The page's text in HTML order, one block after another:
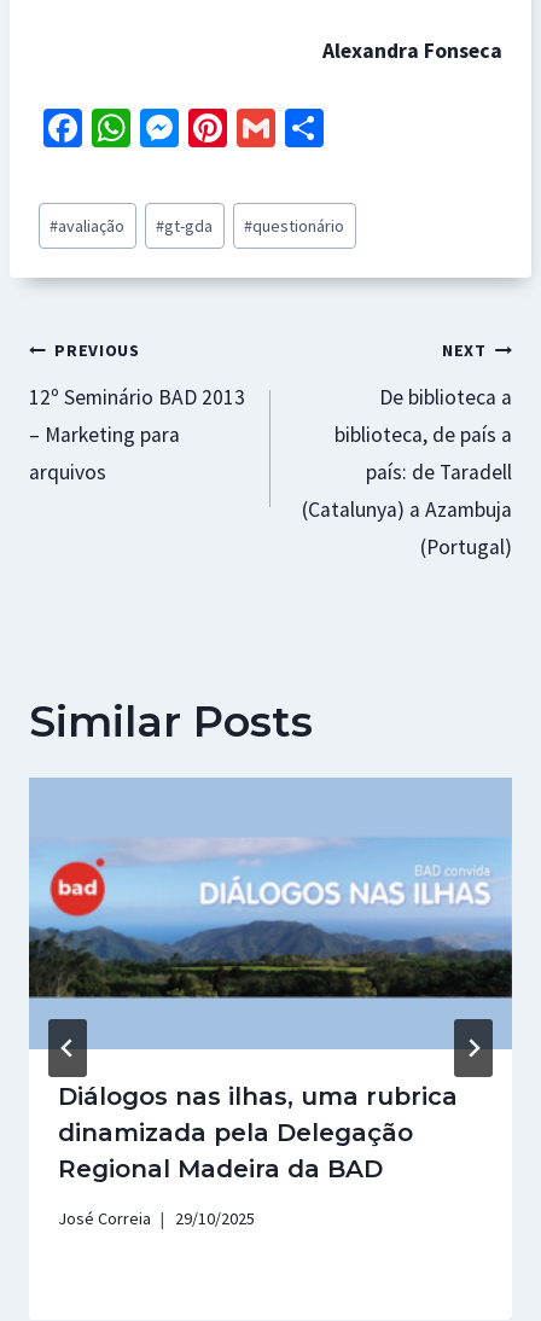
Alexandra Fonseca
Fa
b
o
o
W
at
sA
p
M
se
n
ge
Pi
er
es
t
G
ai
l
ar
e
Post
Tags:
#avaliação #gt-gda #questionário
Navegação
de
artigos
PREVIOUS
12º Seminário BAD 2013
– Marketing para
arquivos
NEXT
De biblioteca a
biblioteca, de país a
país: de Taradell
(Catalunya) a Azambuja
(Portugal)
Similar Posts
Diálogos nas ilhas, uma rubrica
dinamizada pela Delegação
Regional Madeira da BAD
José Correia 29/10/2025